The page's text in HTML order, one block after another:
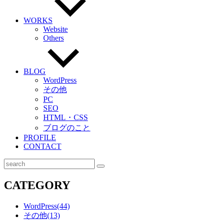
WORKS
Website
Others
BLOG
WordPress
その他
PC
SEO
HTML・CSS
ブログのこと
PROFILE
CONTACT
検
CATEGORY
WordPress(44)
その他(13)